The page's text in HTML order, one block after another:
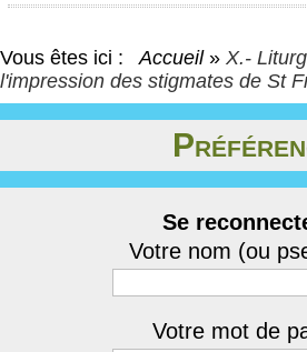
Vous êtes ici : Accueil » X.-
l'impression des stigmates de St
Se
Votre nom (ou
Votre mot de